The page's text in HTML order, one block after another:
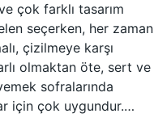
çok farklı tasarım
seçerken, her zaman
çizilmeye karşı
olmaktan öte, sert ve
sofralarında
için çok uygundur.…